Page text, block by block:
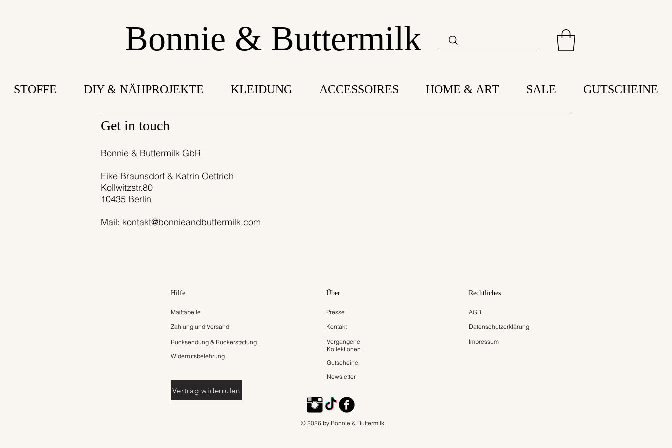
Bonnie & Buttermilk
STOFFE DIY & NÄHPROJEKTE KLEIDUNG ACCESSOIRES HOME & ART SALE GUTSCHEINE
Get in touch
Bonnie & Buttermilk GbR
Eike Braunsdorf & Katrin Oettrich
Kollwitzstr.80
10435 Berlin
Mail: kontakt@bonnieandbuttermilk.com
Hilfe
Maßtabelle
Zahlung und Versand
Rücksendung & Rückerstattung
Widerrufsbelehrung
Über
Presse
Kontakt
Vergangene
Kollektionen
Gutscheine
Rechtliches
AGB
Datenschutzerklärung
Impressum
Newsletter
Vertrag widerrufen
© 2026 by Bonnie & Buttermilk